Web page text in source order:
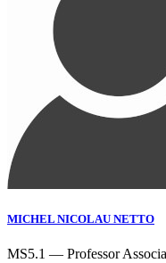
MICHEL NICOLAU NETTO
MS5.1 — Professor